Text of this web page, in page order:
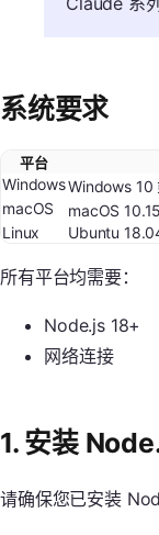
系统要求
平台
WindowsWindows 10
macOS
macOS
Linux
Ubuntu
所有平台均需要：
Node.js 18+
网络连接
1. 安装
请确保您已安装